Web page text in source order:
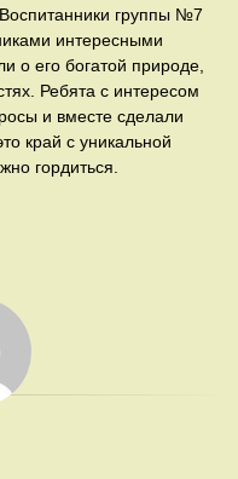
группы №7
интересными
о его богатой природе,
Ребята с интересом
и вместе сделали
край с уникальной
гордиться.